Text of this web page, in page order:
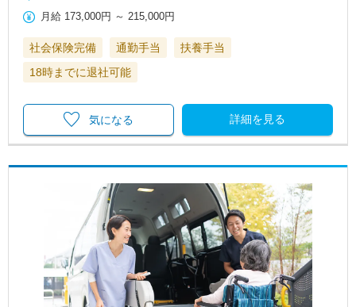
月給 173,000円 ～ 215,000円
社会保険完備 通勤手当
扶養手当
18時までに退社可能
詳細を見る
気になる